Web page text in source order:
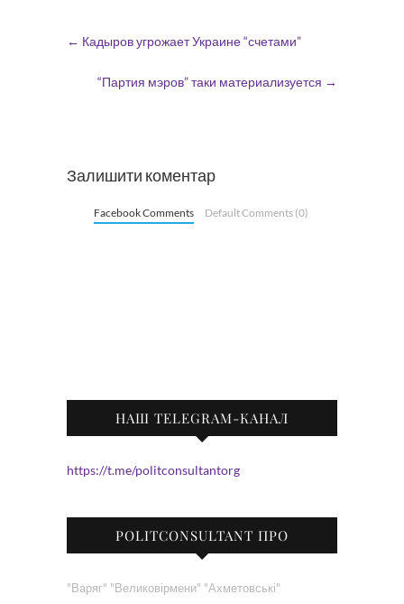
← Кадыров угрожает Украине “счетами”
“Партия мэров” таки материализуется →
Залишити коментар
Facebook Comments Default Comments (0)
НАШ TELEGRAM-КАНАЛ
https://t.me/politconsultantorg
POLITCONSULTANT ПРО
"Варяг" "Великовірмени" "Ахметовські"